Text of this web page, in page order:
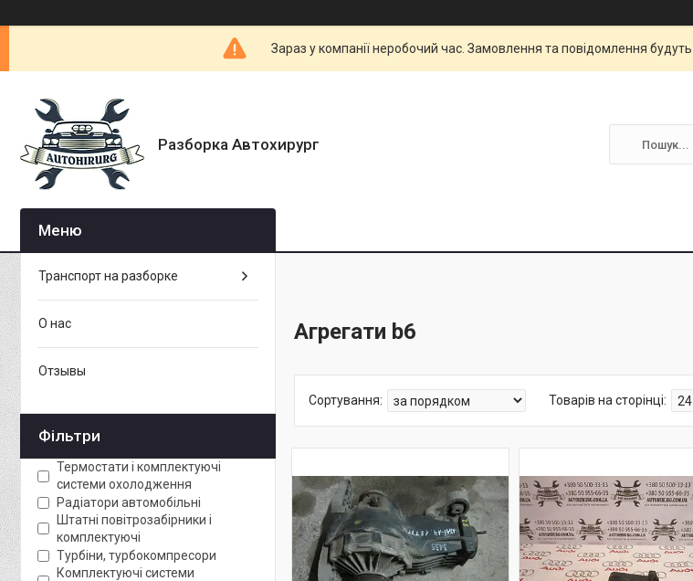
Зараз у компанії неробочий час. Замовлення та повідомлення
Разборка Автохирург
Агрегати b6
Транспорт на разборке
О нас
Отзывы
Фільтри
Термостати і комплектуючі
системи охолодження
Радіатори автомобільні
Штатні повітрозабірники і
комплектуючі
Турбіни, турбокомпресори
Комплектуючі системи